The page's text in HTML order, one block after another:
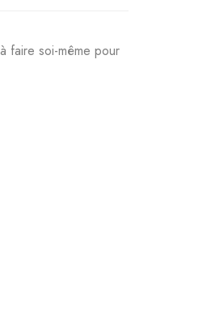
à faire soi-même pour